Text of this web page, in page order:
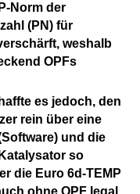
Norm der
(PN) für
weshalb
OPFs
es jedoch, den
rein über eine
und die
so
die Euro 6d-TEMP